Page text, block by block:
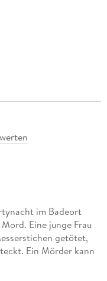
im Badeort
Eine junge Frau
getötet,
Ein Mörder kann